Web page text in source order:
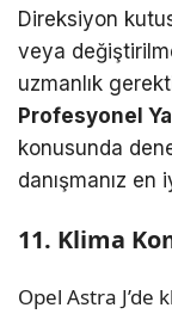
Direksiyon
veya
uzmanlık
Profesyonel
konusunda
danışmanız en
11. Klima
Opel Astra